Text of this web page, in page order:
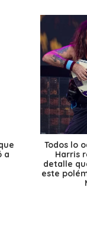
a
Todos lo
Harris
detalle
este